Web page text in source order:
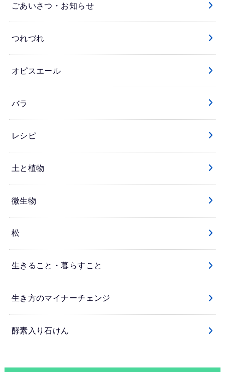
ごあいさつ・お知らせ
つれづれ
オピスエール
バラ
レシピ
土と植物
微生物
松
生きること・暮らすこと
生き方のマイナーチェンジ
酵素入り石けん